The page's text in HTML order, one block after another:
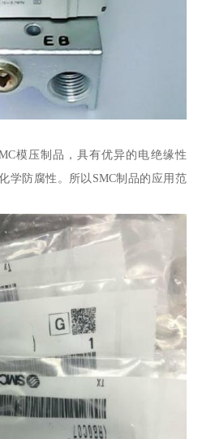
模压制品，具有优异的电绝缘性
学防腐性。所以SMC制品的应用范